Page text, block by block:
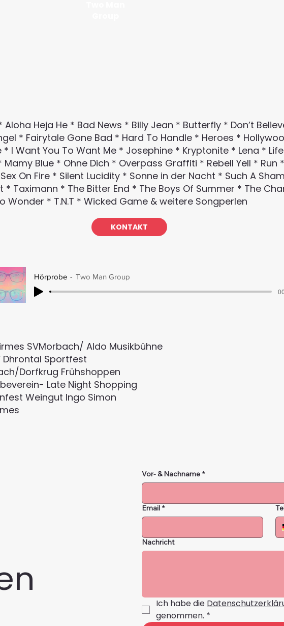
Heja He * Bad News * Billy Jean * Butterfly * Don’t
* Fairytale Gone Bad * Hard To Handle * Heroes *
* I Want You To Want Me * Josephine * Kryptonite * Lena *
Mamy Blue * Ohne Dich * Overpass Graffiti * Rebell Yell * Run
On Fire * Silent Lucidity * Sonne in der Nacht * Such A
* Taximann * The Bitter End * The Boys Of Summer * The
Wonder * T.N.T * Wicked Game & weitere Songperlen
KONTAKT
Hörprobe
Two Man Group
SVMorbach/ Aldo Musikbühne
Dhrontal Sportfest
Dorfkrug Frühshoppen
Late Night Shopping
Weingut Ingo Simon
Vor- & Nachname *
Email *
Nachricht
Ich habe die
genommen. *